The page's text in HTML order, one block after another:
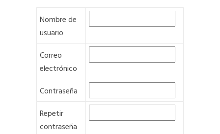
Nombre de
usuario
Correo
electrónico
Contraseña
Repetir
contraseña